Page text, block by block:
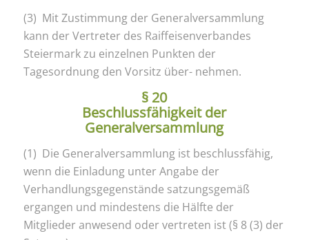
(3) Mit Zustimmung der Generalversammlung
kann der Vertreter des Raiffeisenverbandes
Steiermark zu einzelnen Punkten der
Tagesordnung den Vorsitz über- nehmen.
§ 20
Beschlussfähigkeit der
Generalversammlung
(1) Die Generalversammlung ist beschlussfähig,
wenn die Einladung unter Angabe der
Verhandlungsgegenstände satzungsgemäß
ergangen und mindestens die Hälfte der
Mitglieder anwesend oder vertreten ist (§ 8 (3) der